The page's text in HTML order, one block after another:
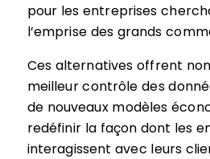
pour les entreprises
l’emprise des grands
Ces alternatives offrent
meilleur contrôle des
de nouveaux modèles
redéfinir la façon dont les
interagissent avec leurs